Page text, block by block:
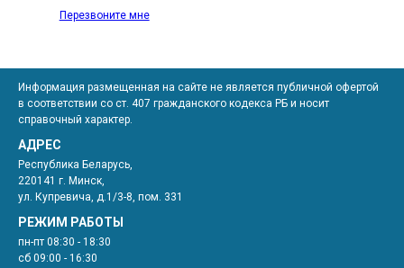
Перезвоните мне
Информация размещенная на сайте не является публичной офертой
в соответствии со ст. 407 гражданского кодекса РБ и носит
справочный характер.
АДРЕС
Республика Беларусь,
220141 г. Минск,
ул. Купревича, д.1/3-8, пом. 331
РЕЖИМ РАБОТЫ
пн-пт 08:30 - 18:30
сб 09:00 - 16:30